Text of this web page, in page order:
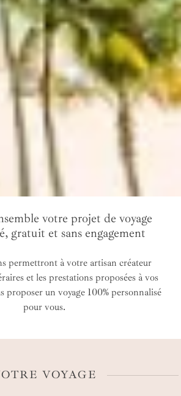
votre projet de voyage
gratuit et sans engagement
permettront à votre artisan créateur
et les prestations proposées à vos
proposer un voyage 100% personnalisé
pour vous.
VOYAGE